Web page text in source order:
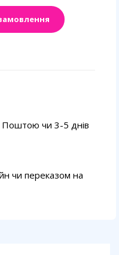
чи 3-5 днів
чи переказом на